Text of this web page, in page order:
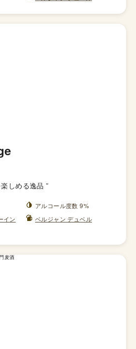
しめる逸品 ”
アルコール度数 9%
イン
ベルジャン デュベル